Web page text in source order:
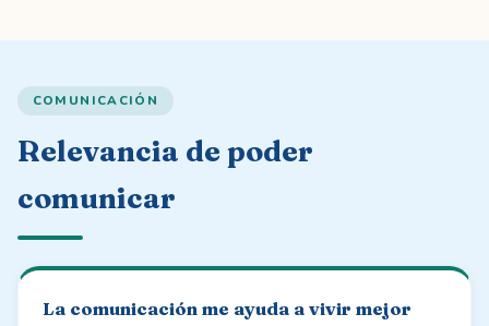
COMUNICACIÓN
Relevancia de poder
comunicar
La comunicación me ayuda a vivir mejor